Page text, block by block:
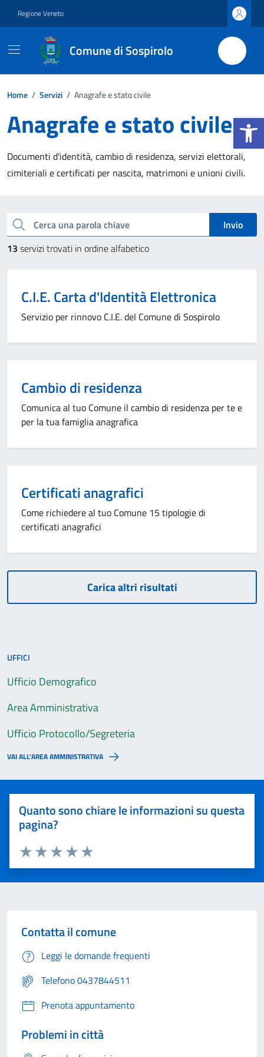
Apri la
Regione Veneto
Comune di Sospirolo
Home / Servizi / Anagrafe e stato civile
Anagrafe e stato civile
Documenti d'identità, cambio di residenza, servizi elettorali,
cimiteriali e certificati per nascita, matrimoni e unioni civili.
Cerca una parola chiave
Invio
13 servizi trovati in ordine alfabetico
C.I.E. Carta d'Identità Elettronica
Servizio per rinnovo C.I.E. del Comune di Sospirolo
Cambio di residenza
Comunica al tuo Comune il cambio di residenza per te e
per la tua famiglia anagrafica
Certificati anagrafici
Come richiedere al tuo Comune 15 tipologie di
certificati anagrafici
Carica altri risultati
UFFICI
Ufficio Demografico
Area Amministrativa
Ufficio Protocollo/Segreteria
VAI ALL’AREA AMMINISTRATIVA
Quanto sono chiare le informazioni su questa
pagina?
Valuta 5 stelle su 5
Valuta 4 stelle su 5
Valuta 3 stelle su 5
Valuta 2 stelle su 5
Valuta 1 stelle su 5
Contatta il comune
Leggi le domande frequenti
Telefono 0437844511
Prenota appuntamento
Problemi in città